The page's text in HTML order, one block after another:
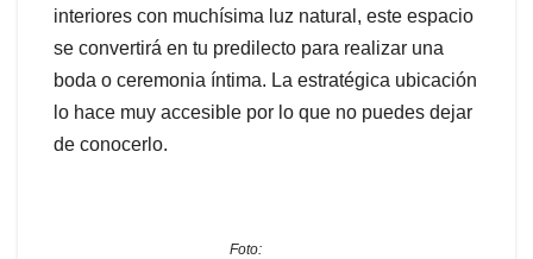
interiores con muchísima luz natural, este espacio
se convertirá en tu predilecto para realizar una
boda o ceremonia íntima. La estratégica ubicación
lo hace muy accesible por lo que no puedes dejar
de conocerlo.
Foto: